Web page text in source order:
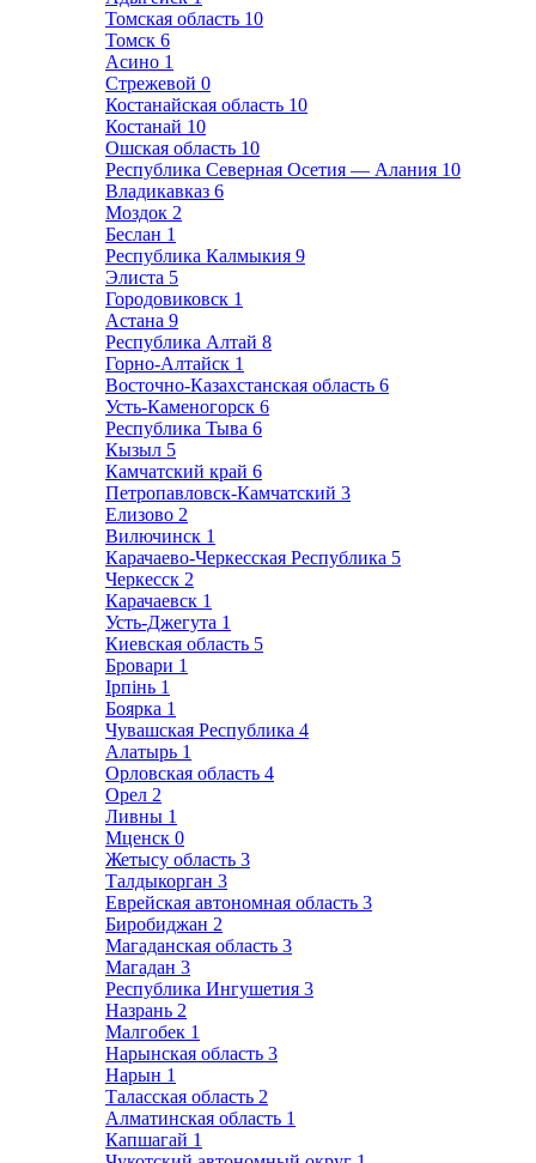
Томская область 10
Томск 6
Асино 1
Стрежевой 0
Костанайская область 10
Костанай 10
Ошская область 10
Республика Северная Осетия — Алания 10
Владикавказ 6
Моздок 2
Беслан 1
Республика Калмыкия 9
Элиста 5
Городовиковск 1
Астана 9
Республика Алтай 8
Горно-Алтайск 1
Восточно-Казахстанская область 6
Усть-Каменогорск 6
Республика Тыва 6
Кызыл 5
Камчатский край 6
Петропавловск-Камчатский 3
Елизово 2
Вилючинск 1
Карачаево-Черкесская Республика 5
Черкесск 2
Карачаевск 1
Усть-Джегута 1
Киевская область 5
Бровари 1
Ірпінь 1
Боярка 1
Чувашская Республика 4
Алатырь 1
Орловская область 4
Орел 2
Ливны 1
Мценск 0
Жетысу область 3
Талдыкорган 3
Еврейская автономная область 3
Биробиджан 2
Магаданская область 3
Магадан 3
Республика Ингушетия 3
Назрань 2
Малгобек 1
Нарынская область 3
Нарын 1
Таласская область 2
Алматинская область 1
Капшагай 1